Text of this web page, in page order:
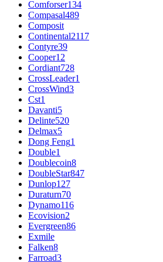
Comforser134
Compasal489
Composit
Continental2117
Contyre39
Cooper12
Cordiant728
CrossLeader1
CrossWind3
Cst1
Davanti5
Delinte520
Delmax5
Dong Feng1
Double1
Doublecoin8
DoubleStar847
Dunlop127
Duraturn70
Dynamo116
Ecovision2
Evergreen86
Exmile
Falken8
Farroad3